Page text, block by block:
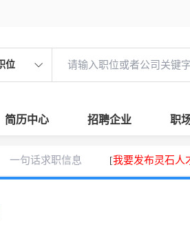
位
简历中心 招聘企业 职
一句话求职信息 [我要发布灵石人